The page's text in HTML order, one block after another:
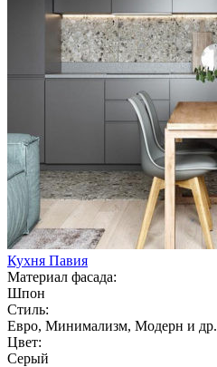
Кухня Павия
Материал фасада:
Шпон
Стиль:
Евро, Минимализм, Модерн и др.
Цвет:
Серый